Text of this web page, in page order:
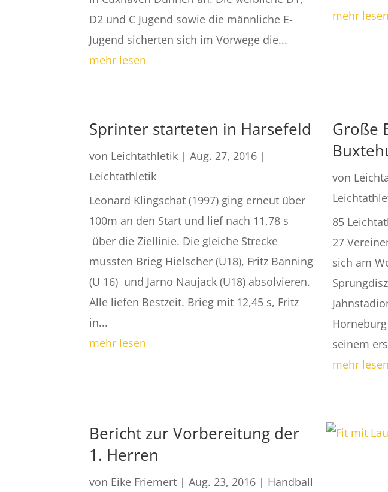
D2 und C Jugend sowie die männliche E-
Jugend sicherten sich im Vorwege die...
mehr lesen
mehr lesen
Sprinter starteten in Harsefeld
von Leichtathletik |Aug. 27, 2016 |
Leichtathletik
Leonard Klingschat (1997) ging erneut über
100m an den Start und lief nach 11,78 s
über die Ziellinie. Die gleiche Strecke
mussten Brieg Hielscher (U18), Fritz Banning
(U 16) und Jarno Naujack (U18) absolvieren.
Alle liefen Bestzeit. Brieg mit 12,45 s, Fritz
in...
mehr lesen
Große
von
85
27
sich am
seinem
mehr lesen
Bericht zur Vorbereitung der
1. Herren
von Eike Friemert |Aug. 23, 2016 | Handball